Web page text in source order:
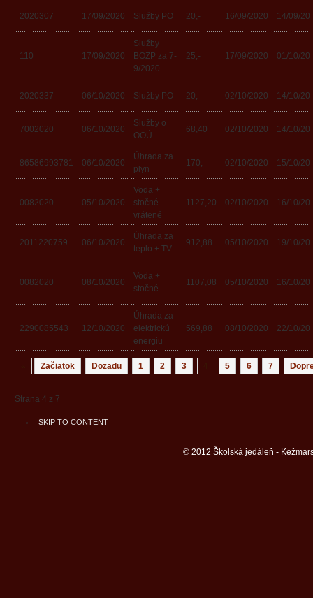
2020307 17/09/2020 Služby PO 20,- 16/09/2020 14/09/20
110 17/09/2020
Služby
BOZP za 7-
9/2020
25,- 17/09/2020 01/10/20
2020337 06/10/2020 Služby PO 20,- 02/10/2020 14/10/20
7002020 06/10/2020
Služby o
OOÚ
68,40 02/10/2020 14/10/20
86586993781 06/10/2020
Úhrada za
plyn
170,- 02/10/2020 15/10/20
0082020 05/10/2020
Voda +
stočné -
vrátené
1127,20 02/10/2020 16/10/20
2011220759 06/10/2020
Úhrada za
teplo + TV
912,88 05/10/2020 19/10/20
0082020 08/10/2020
Voda +
stočné
1107,08 05/10/2020 16/10/20
2290085543 12/10/2020
Úhrada za
elektrickú
energiu
569,88 08/10/2020 22/10/20
Začiatok Dozadu 1 2 3 5 6 7
Strana 4 z 7
SKIP TO CONTENT
© 2012 Školská jedáleň -